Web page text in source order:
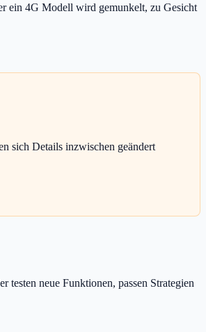
ein 4G Modell wird gemunkelt, zu Gesicht
sich Details inzwischen geändert
neue Funktionen, passen Strategien